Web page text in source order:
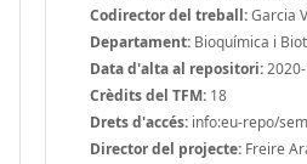
Codirector del treball:Garcia
Departament: Bioquímica i
Data d'alta al repositori:
Crèdits del TFM: 18
Drets d'accés: info:eu-repo/
Director del projecte: Freire